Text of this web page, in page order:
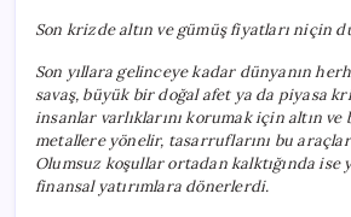
Son krizde altın ve gümüş fiyatları niçin
Son yıllara gelinceye kadar dünyanın
savaş, büyük bir doğal afet ya da piyasa
insanlar varlıklarını korumak için altın
metallere yönelir, tasarruflarını bu
Olumsuz koşullar ortadan kalktığında ise
finansal yatırımlara dönerlerdi.